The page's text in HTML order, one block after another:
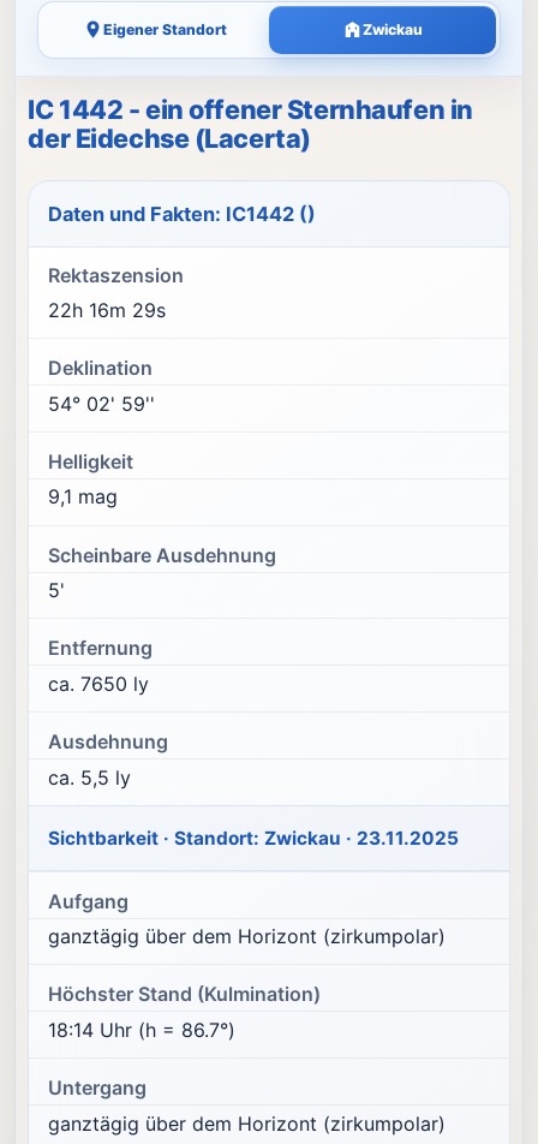
Eigener Standort Zwickau
IC 1442 - ein offener Sternhaufen in
der Eidechse (Lacerta)
Daten und Fakten: IC1442 ()
Rektaszension
22h 16m 29s
Deklination
54° 02' 59''
Helligkeit
9,1 mag
Scheinbare Ausdehnung
5'
Entfernung
ca. 7650 ly
Ausdehnung
ca. 5,5 ly
Sichtbarkeit · Standort: Zwickau · 23.11.2025
Aufgang
ganztägig über dem Horizont (zirkumpolar)
Höchster Stand (Kulmination)
18:14 Uhr (h = 86.7°)
Untergang
ganztägig über dem Horizont (zirkumpolar)